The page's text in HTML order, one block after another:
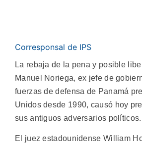
Corresponsal de IPS
La rebaja de la pena y posible
Manuel Noriega, ex jefe de
fuerzas de defensa de Panamá
Unidos desde 1990, causó hoy
sus antiguos adversarios políticos.
El juez estadounidense William